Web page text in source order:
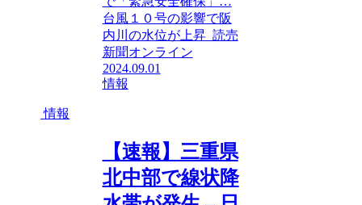
台風１０号の影響で阪
内川の水位が上昇 読売
新聞オンライン
2024.09.01
情報
情報
【速報】三重県
北中部で線状降